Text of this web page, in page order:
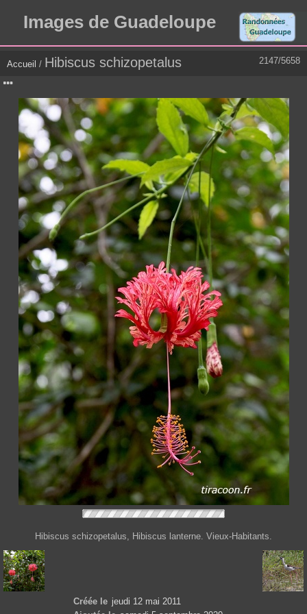
Images de Guadeloupe
2147/5658
Accueil / Hibiscus schizopetalus
Hibiscus schizopetalus, Hibiscus lanterne. Vieux-Habitants.
Créée le jeudi 12 mai 2011